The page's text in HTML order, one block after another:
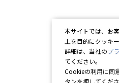
本サイトでは、お
上を目的にクッキ
詳細は、当社のプ
てください。
Cookieの利用に同
タンを押してくださ